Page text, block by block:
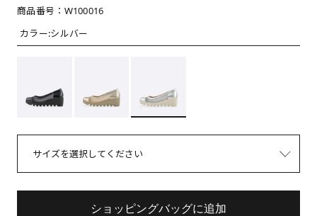
商品番号：W100016
カラー:シルバー
サイズを選択してください
ショッピングバッグに追加